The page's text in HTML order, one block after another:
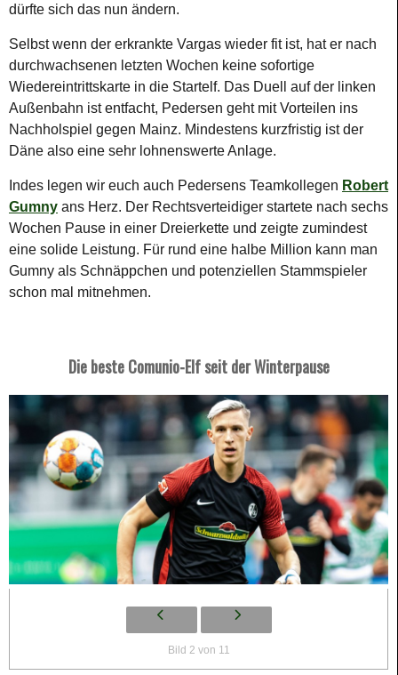
dürfte sich das nun ändern.
Selbst wenn der erkrankte Vargas wieder fit ist, hat er nach
durchwachsenen letzten Wochen keine sofortige
Wiedereintrittskarte in die Startelf. Das Duell auf der linken
Außenbahn ist entfacht, Pedersen geht mit Vorteilen ins
Nachholspiel gegen Mainz. Mindestens kurzfristig ist der
Däne also eine sehr lohnenswerte Anlage.
Indes legen wir euch auch Pedersens Teamkollegen Robert
Gumny ans Herz. Der Rechtsverteidiger startete nach sechs
Wochen Pause in einer Dreierkette und zeigte zumindest
eine solide Leistung. Für rund eine halbe Million kann man
Gumny als Schnäppchen und potenziellen Stammspieler
schon mal mitnehmen.
Die beste Comunio-Elf seit der Winterpause
Bild 2 von 11